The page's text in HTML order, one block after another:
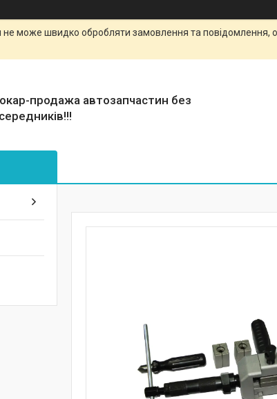
не може швидко обробляти замовлення та повідомлення,
продажа автозапчастин без